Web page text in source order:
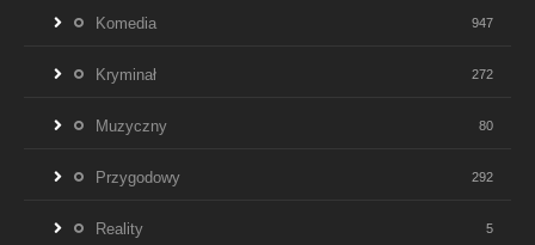
Komedia 947
Kryminał 272
Muzyczny 80
Przygodowy 292
Reality 5